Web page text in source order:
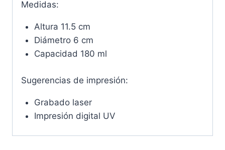
Medidas:
Altura 11.5 cm
Diámetro 6 cm
Capacidad 180 ml
Sugerencias de impresión:
Grabado laser
Impresión digital UV